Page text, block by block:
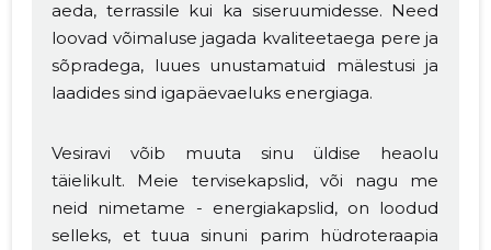
aeda, terrassile kui ka siseruumidesse. Need
loovad võimaluse jagada kvaliteetaega pere ja
sõpradega, luues unustamatuid mälestusi ja
laadides sind igapäevaeluks energiaga.
Vesiravi võib muuta sinu üldise heaolu
täielikult. Meie tervisekapslid, või nagu me
neid nimetame - energiakapslid, on loodud
selleks, et tuua sinuni parim hüdroteraapia